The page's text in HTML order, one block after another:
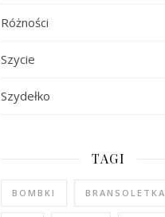
Różności
Szycie
Szydełko
TAGI
BOMBKI BRANSOLETKA